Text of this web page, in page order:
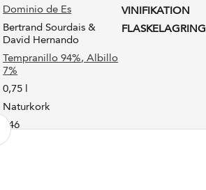
Dominio de Es
Bertrand Sourdais &
David Hernando
Tempranillo 94%, Albillo
7%
0,75 l
Naturkork
546
Konventionel & Vegan(sk)
VINIFIKATION
FLASKELAGRING